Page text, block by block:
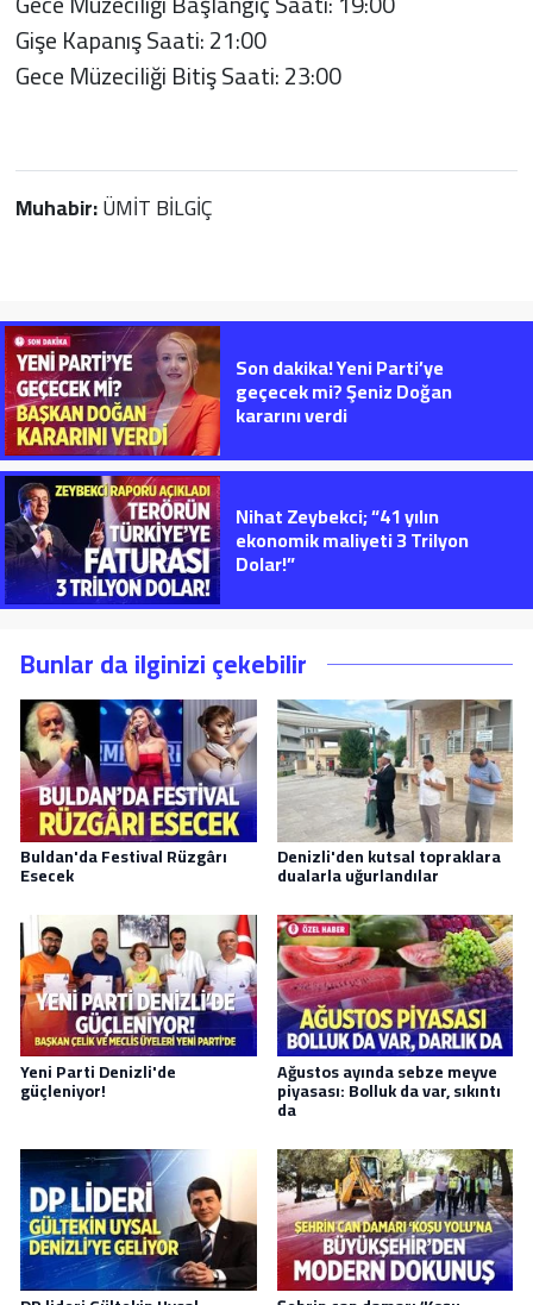
Gişe Kapanış Saati: 21:00
Gece Müzeciliği Bitiş Saati: 23:00
Muhabir:ÜMİT BİLGİÇ
Son dakika! Yeni Parti’ye
geçecek mi? Şeniz Doğan
kararını verdi
Nihat Zeybekci; “41 yılın
ekonomik maliyeti 3 Trilyon
Dolar!”
Bunlar da ilginizi çekebilir
Buldan'da Festival Rüzgârı
Esecek
Denizli'den kutsal topraklara
dualarla uğurlandılar
Yeni Parti Denizli'de
güçleniyor!
Ağustos ayında sebze meyve
piyasası: Bolluk da var, sıkıntı
da